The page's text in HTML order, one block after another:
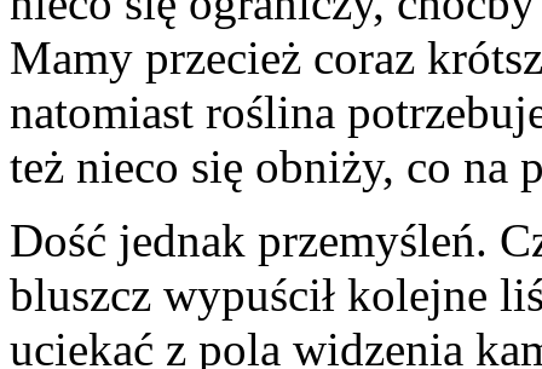
Mamy przecież coraz
natomiast roślina
też nieco się obniży, co na
Dość jednak przemyśleń.
bluszcz wypuścił kolejne
uciekać z pola widzenia